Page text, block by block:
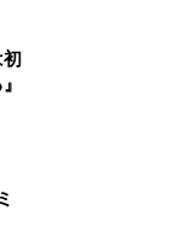
初